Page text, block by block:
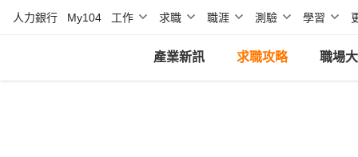
人力銀行 My104 工作 求職 職涯 測驗 學習
產業新訊 求職攻略 職場